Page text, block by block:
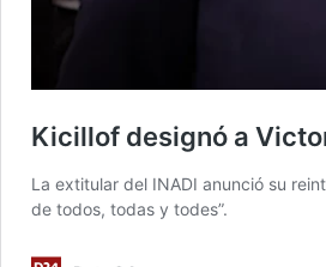
Kicillof designó a
La extitular del INADI anunció su
de todos, todas y todes”.